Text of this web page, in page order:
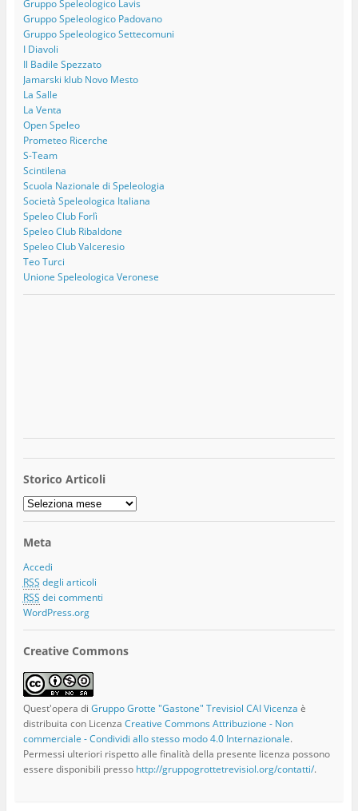
Gruppo Speleologico Lavis
Gruppo Speleologico Padovano
Gruppo Speleologico Settecomuni
I Diavoli
Il Badile Spezzato
Jamarski klub Novo Mesto
La Salle
La Venta
Open Speleo
Prometeo Ricerche
S-Team
Scintilena
Scuola Nazionale di Speleologia
Società Speleologica Italiana
Speleo Club Forlì
Speleo Club Ribaldone
Speleo Club Valceresio
Teo Turci
Unione Speleologica Veronese
Storico Articoli
Storico
Articoli
Meta
Accedi
RSS degli articoli
RSS dei commenti
WordPress.org
Creative Commons
Quest'opera di Gruppo Grotte "Gastone" Trevisiol CAI Vicenza è
distribuita con Licenza Creative Commons Attribuzione - Non
commerciale - Condividi allo stesso modo 4.0 Internazionale.
Permessi ulteriori rispetto alle finalità della presente licenza possono
essere disponibili presso http://gruppogrottetrevisiol.org/contatti/.